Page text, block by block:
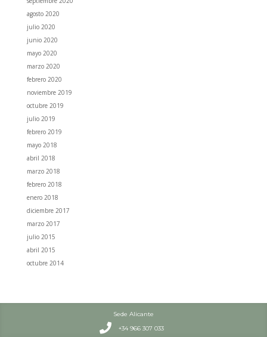
agosto 2020
julio 2020
junio 2020
mayo 2020
marzo 2020
febrero 2020
noviembre 2019
octubre 2019
julio 2019
febrero 2019
mayo 2018
abril 2018
marzo 2018
febrero 2018
enero 2018
diciembre 2017
marzo 2017
julio 2015
abril 2015
octubre 2014
Sede Alicante
 +34 966 307 033